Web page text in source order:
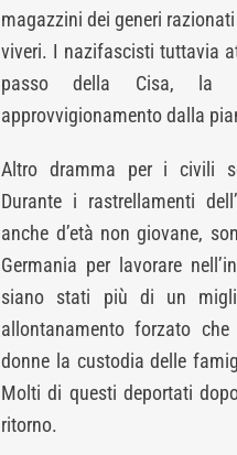
magazzini dei generi
viveri. I nazifascisti tuttavia
passo della Cisa, la
approvvigionamento dalla
Altro dramma per i civili
Durante i rastrellamenti
anche d’età non giovane,
Germania per lavorare
siano stati più di un
allontanamento forzato
donne la custodia delle
Molti di questi deportati
ritorno.